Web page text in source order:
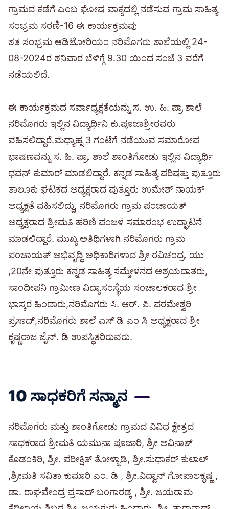
ಗ್ರಾಮದ ಕಡೆಗೆ ಎಂಬ ಘೋಷ ವಾಕ್ಯದಲ್ಲಿ ನಡೆಸುವ ಗ್ರಾಮ ಸಾಹಿತ್ಯ
ಸಂಭ್ರಮ ಸರಣಿ-16 ಈ ಕಾರ್ಯಕ್ರಮವು
ಶತ ಸಂಭ್ರಮ ಆಡಿಟೋರಿಯಂ ನರಿಮೊಗರು ಶಾಲೆಯಲ್ಲಿ 24-
08-2024ರ ಶನಿವಾರ ಬೆಳಿಗ್ಗೆ 9.30 ಯಿಂದ ಸಂಜೆ 3 ವರೆಗೆ
ನಡೆಯಲಿದೆ.
ಈ ಕಾರ್ಯಕ್ರಮದ ಸರ್ವಾಧ್ಯಕ್ಷತೆಯನ್ನು ಸ. ಉ. ಹಿ. ಪ್ರಾ ಶಾಲೆ
ನರಿಮೊಗರು ಇಲ್ಲಿನ ವಿದ್ಯಾರ್ಥಿನಿ ಕು.ಪೂಜಾಶ್ರೀರವರು
ವಹಿಸಲಿದ್ದಾರೆ.ಮಧ್ಯಾಹ್ನ 3 ಗಂಟೆಗೆ ನಡೆಯುವ ಸಮಾರೋಪ
ಭಾಷಣವನ್ನು ಸ. ಹಿ. ಪ್ರಾ. ಶಾಲೆ ಶಾಂತಿಗೋಡು ಇಲ್ಲಿನ ವಿದ್ಯಾರ್ಥಿ
ಧವನ್ ಕುಮಾರ್ ಮಾಡಲಿದ್ದಾರೆ. ಕನ್ನಡ ಸಾಹಿತ್ಯ ಪರಿಷತ್ತು ಪುತ್ತೂರು
ತಾಲೂಕು ಘಟಕದ ಅಧ್ಯಕ್ಷರಾದ ಪುತ್ತೂರು ಉಮೇಶ್ ನಾಯಕ್
ಅಧ್ಯಕ್ಷತೆ ವಹಿಸಲಿದ್ದು, ನರಿಮೊಗರು ಗ್ರಾಮ ಪಂಚಾಯತ್
ಅಧ್ಯಕ್ಷರಾದ ಶ್ರೀಮತಿ ಹರಿಣಿ ಪಂಜಳ ಸಮಾರಂಭ ಉದ್ಘಾಟನೆ
ಮಾಡಲಿದ್ದಾರೆ. ಮುಖ್ಯ ಅತಿಥಿಗಳಾಗಿ ನರಿಮೊಗರು ಗ್ರಾಮ
ಪಂಚಾಯತ್ ಅಭಿವೃದ್ಧಿ ಅಧಿಕಾರಿಗಳಾದ ಶ್ರೀ ರವಿಚಂದ್ರ. ಯು
,20ನೇ ಪುತ್ತೂರು ಕನ್ನಡ ಸಾಹಿತ್ಯ ಸಮ್ಮೇಳನದ ಆಶ್ರಯದಾತರು,
ಸಾಂದೀಪನಿ ಗ್ರಾಮೀಣ ವಿದ್ಯಾಸಂಸ್ಥೆಯ ಸಂಚಾಲಕರಾದ ಶ್ರೀ
ಭಾಸ್ಕರ ಹಿಂದಾರು,ನರಿಮೊಗರು ಸಿ. ಆರ್. ಪಿ. ಪರಮೇಶ್ವರಿ
ಪ್ರಸಾದ್,ನರಿಮೊಗರು ಶಾಲೆ ಎಸ್ ಡಿ ಎಂ ಸಿ ಅಧ್ಯಕ್ಷರಾದ ಶ್ರೀ
ಕೃಷ್ಣರಾಜ ಜೈನ್. ಡಿ ಉಪಸ್ಥಿತರಿರುವರು.
10 ಸಾಧಕರಿಗೆ ಸನ್ಮಾನ
ನರಿಮೊಗರು ಮತ್ತು ಶಾಂತಿಗೋಡು ಗ್ರಾಮದ ವಿವಿಧ ಕ್ಷೇತ್ರದ
ಸಾಧಕರಾದ ಶ್ರೀಮತಿ ಯಮುನಾ ಪೂಜಾರಿ, ಶ್ರೀ ಅವಿನಾಶ್
ಕೊಡಂಕಿರಿ, ಶ್ರೀ. ಪರೀಕ್ಷಿತ್ ತೋಳ್ಪಾಡಿ, ಶ್ರೀ.ಸುಧಾಕರ್ ಕುಲಾಲ್
,ಶ್ರೀಮತಿ ಸವಿತಾ ಕುಮಾರಿ ಎಂ. ಡಿ , ಶ್ರೀ.ವಿದ್ವಾನ್ ಗೋಪಾಲಕೃಷ್ಣ ,
ಡಾ. ರಾಘವೇಂದ್ರ ಪ್ರಸಾದ್ ಬಂಗಾರಡ್ಕ , ಶ್ರೀ. ಜಯರಾಮ